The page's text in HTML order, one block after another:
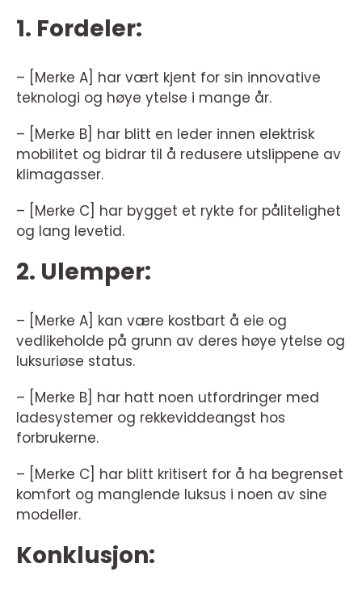
1. Fordeler:
– [Merke A] har vært kjent for sin innovative
teknologi og høye ytelse i mange år.
– [Merke B] har blitt en leder innen elektrisk
mobilitet og bidrar til å redusere utslippene av
klimagasser.
– [Merke C] har bygget et rykte for pålitelighet
og lang levetid.
2. Ulemper:
– [Merke A] kan være kostbart å eie og
vedlikeholde på grunn av deres høye ytelse og
luksuriøse status.
– [Merke B] har hatt noen utfordringer med
ladesystemer og rekkeviddeangst hos
forbrukerne.
– [Merke C] har blitt kritisert for å ha begrenset
komfort og manglende luksus i noen av sine
modeller.
Konklusjon: